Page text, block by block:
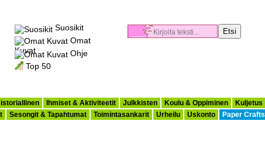
Suosikit
Omat
Kuvat
Ohje
Top 50
Ihmiset & Aktiviteetit Julkkisten Koulu & Oppiminen Kuljetus
Sesongit & Tapahtumat Toimintasankarit Urheilu Uskonto Paper Crafts